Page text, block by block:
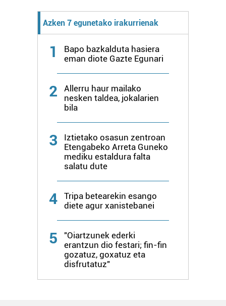
Azken 7 egunetako irakurrienak
1
Bapo bazkalduta hasiera
eman diote Gazte Egunari
2
Allerru haur mailako
nesken taldea, jokalarien
bila
3
Iztietako osasun zentroan
Etengabeko Arreta Guneko
mediku estaldura falta
salatu dute
4
Tripa betearekin esango
diete agur xanistebanei
5
"Oiartzunek ederki
erantzun dio festari; fin-fin
gozatuz, goxatuz eta
disfrutatuz"